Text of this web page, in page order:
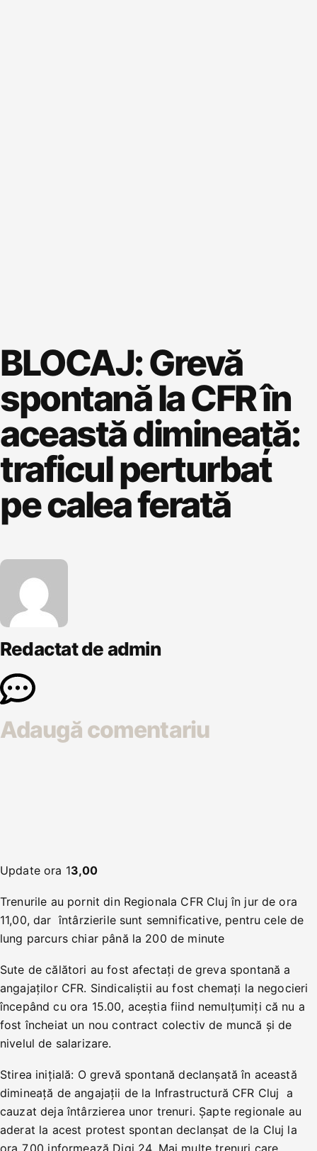
BLOCAJ: Grevă
spontană la CFR în
această dimineață:
traficul perturbat
pe calea ferată
Redactat de admin
Adaugă comentariu
Update ora 13,00
Trenurile au pornit din Regionala CFR Cluj în jur de ora
11,00, dar întârzierile sunt semnificative, pentru cele de
lung parcurs chiar până la 200 de minute
Sute de călători au fost afectaţi de greva spontană a
angajaţilor CFR. Sindicaliştii au fost chemaţi la negocieri
începând cu ora 15.00, aceştia fiind nemulţumiţi că nu a
fost încheiat un nou contract colectiv de muncă şi de
nivelul de salarizare.
Stirea inițială: O grevă spontană declanșată în această
dimineață de angajații de la Infrastructură CFR Cluj a
cauzat deja întârzierea unor trenuri. Șapte regionale au
aderat la acest protest spontan declanșat de la Cluj la
ora 7,00 informează Digi 24. Mai multe trenuri care